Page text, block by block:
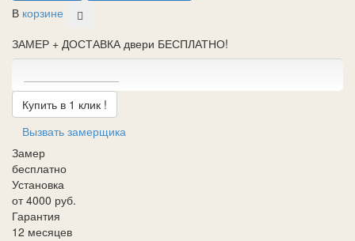
В корзине
ЗАМЕР + ДОСТАВКА двери БЕСПЛАТНО!
Купить в 1 клик !
Вызвать замерщика
Замер
бесплатно
Установка
от 4000 руб.
Гарантия
12 месяцев